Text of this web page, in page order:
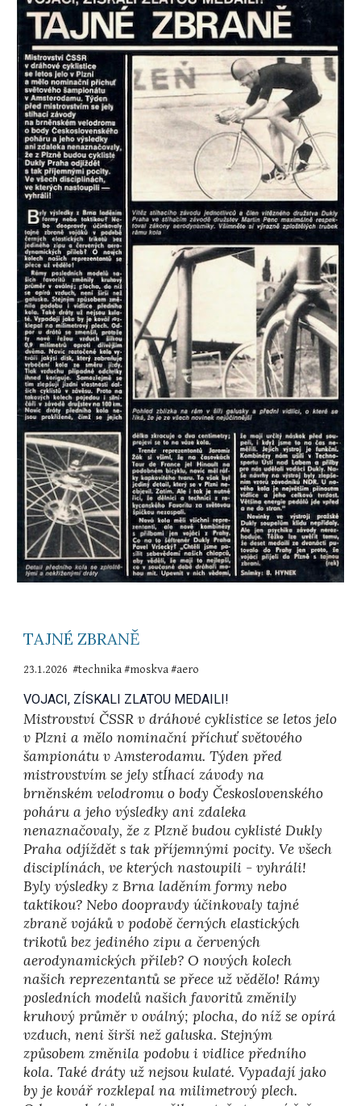
TAJNÉ ZBRANĚ
23.1.2026 #technika #moskva #aero
VOJACI, ZÍSKALI ZLATOU MEDAILI!
Mistrovství ČSSR v dráhové cyklistice se letos jelo
v Plzni a mělo nominační příchuť světového
šampionátu v Amsterodamu. Týden před
mistrovstvím se jely stÍhací závody na
brněnském velodromu o body Československého
poháru a jeho výsledky ani zdaleka
nenaznačovaly, že z Plzně budou cyklisté Dukly
Praha odjíždět s tak příjemnými pocity. Ve všech
disciplínách, ve kterých nastoupili - vyhráli!
Byly výsledky z Brna laděním formy nebo
taktikou? Nebo doopravdy účinkovaly tajné
zbraně vojáků v podobě černých elastických
trikotů bez jediného zipu a červených
aerodynamických přileb? O nových kolech
našich reprezentantů se přece už vědělo! Rámy
posledních modelů našich favoritů změnily
kruhový průměr v oválný; plocha, do níž se opírá
vzduch, neni širši než galuska. Stejným
způsobem změnila podobu i vidlice předního
kola. Také dráty už nejsou kulaté. Vypadají jako
by je kovář rozklepal na milimetrový plech.